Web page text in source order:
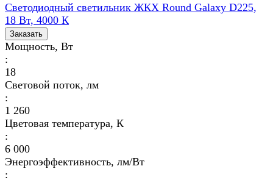
Светодиодный светильник ЖКХ Round Galaxy D225,
18 Вт, 4000 К
Заказать
Мощность, Вт
:
18
Световой поток, лм
:
1 260
Цветовая температура, К
:
6 000
Энергоэффективность, лм/Вт
: